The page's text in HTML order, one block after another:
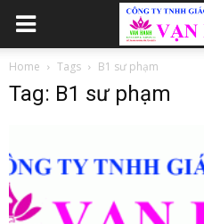
Home Tags B1 sư phạm
Tag: B1 sư phạm